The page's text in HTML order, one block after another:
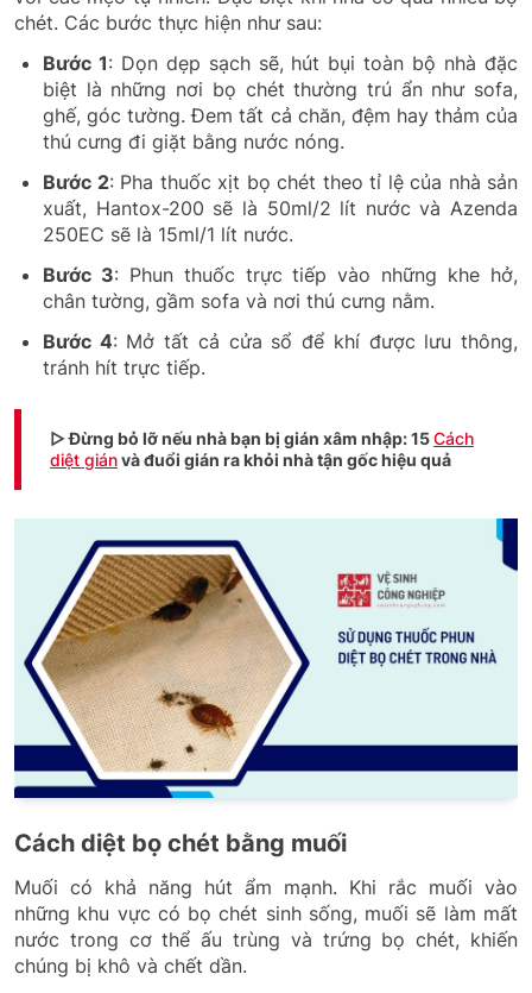
chét. Các bước thực hiện như sau:
Bước 1: Dọn dẹp sạch sẽ, hút bụi toàn bộ nhà đặc
biệt là những nơi bọ chét thường trú ẩn như sofa,
ghế, góc tường. Đem tất cả chăn, đệm hay thảm của
thú cưng đi giặt bằng nước nóng.
Bước 2: Pha thuốc xịt bọ chét theo tỉ lệ của nhà sản
xuất, Hantox-200 sẽ là 50ml/2 lít nước và Azenda
250EC sẽ là 15ml/1 lít nước.
Bước 3: Phun thuốc trực tiếp vào những khe hở,
chân tường, gầm sofa và nơi thú cưng nằm.
Bước 4: Mở tất cả cửa sổ để khí được lưu thông,
tránh hít trực tiếp.
▷ Đừng bỏ lỡ nếu nhà bạn bị gián xâm nhập: 15Cách
diệt giánvà đuổi gián ra khỏi nhà tận gốc hiệu quả
Cách diệt bọ chét bằng muối
Muối có khả năng hút ẩm mạnh. Khi rắc muối vào
những khu vực có bọ chét sinh sống, muối sẽ làm mất
nước trong cơ thể ấu trùng và trứng bọ chét, khiến
chúng bị khô và chết dần.